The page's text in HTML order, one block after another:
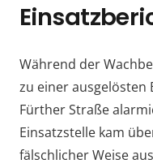
Während der
zu einer ausgelösten
Fürther Straße
Einsatzstelle kam
fälschlicher Weise